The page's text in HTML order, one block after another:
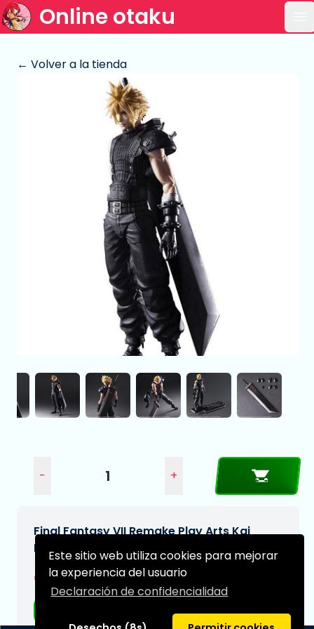
Este sitio web utiliza cookies para mejorar
la experiencia del usuario
Declaración de confidencialidad
Online otaku
← Volver a la tienda
Final Fantasy VII Remake Play Arts Kai
Figura Cloud Strife Ver. 2 27 cm
€169,95
- +